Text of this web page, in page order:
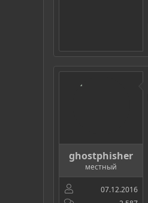
ghostphisher
местный
07.12.2016